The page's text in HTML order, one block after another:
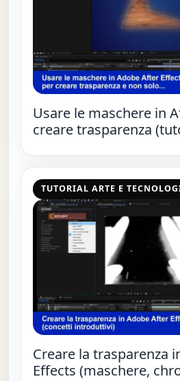
Usare le maschere in
creare trasparenza
TUTORIAL ARTE E
Creare la trasparenza
Effects (maschere,